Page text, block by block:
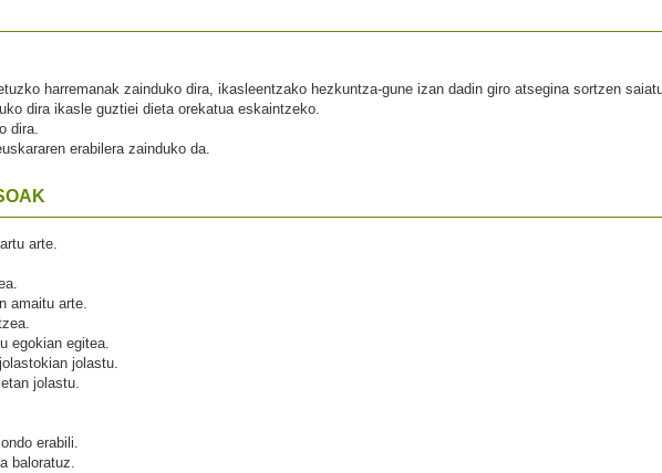
harremanak zainduko dira, ikasleentzako hezkuntza-gune izan dadin giro atsegina sortzen
dira ikasle guztiei dieta orekatua eskaintzeko.
dira.
erabilera zainduko da.
arte.
amaitu arte.
egokian egitea.
jolastu.
jolastu.
erabili.
baloratuz.